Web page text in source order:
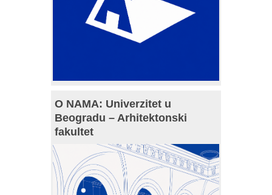
O NAMA: Univerzitet u
Beogradu – Arhitektonski
fakultet